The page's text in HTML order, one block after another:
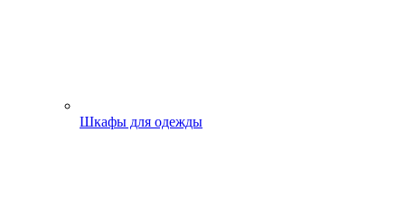
Шкафы для одежды